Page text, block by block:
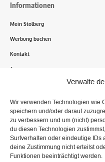
Verwalte
Wir verwenden Technologien wie
speichern und/oder darauf
zu verbessern und um (nicht)
du diesen Technologien
Surfverhalten oder eindeutige IDs
deine Zustimmung nicht erteilst
Funktionen beeinträchtigt werden.
Informationen
Mein Stolberg
Werbung buchen
Kontakt
Transparenz
Tausende Stolberger sind
Informationen, Bilder und
recherchieren, sammeln